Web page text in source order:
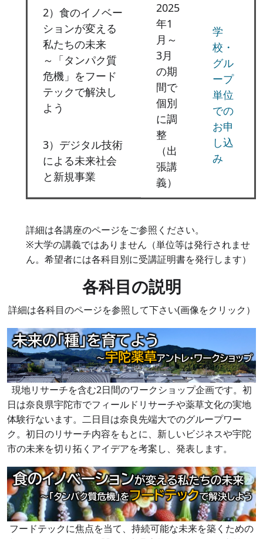
2）食のイノベー
ションが変える
私たちの未来
～「タンパク質
危機」をフード
テックで解決し
よう
2025
年1
月～
3月
の期
間で
個別
に調
整
（出
張講
義）
学
校・
グル
ープ
単位
での
お申
し込
み
3）デジタル技術
による未来社会
と新規事業
詳細は各講座のページをご参照ください。
※大学の講義ではありません（単位等は発行されませ
ん。希望者には各科目別に受講証明書を発行します）
各科目の説明
詳細は各科目のページを参照して下さい(画像をクリック）
現地リサーチを含む2日間のワークショップ企画です。初
日は奈良県宇陀市でフィールドリサーチや薬草文化の実地
体験行ないます。二日目は奈良先端大でのグループワー
ク。初日のリサーチ内容をもとに、新しいビジネスや宇陀
市の未来を切り拓くアイデアを考案し、発表します。
フードテックに焦点を当て、持続可能な未来を築くための